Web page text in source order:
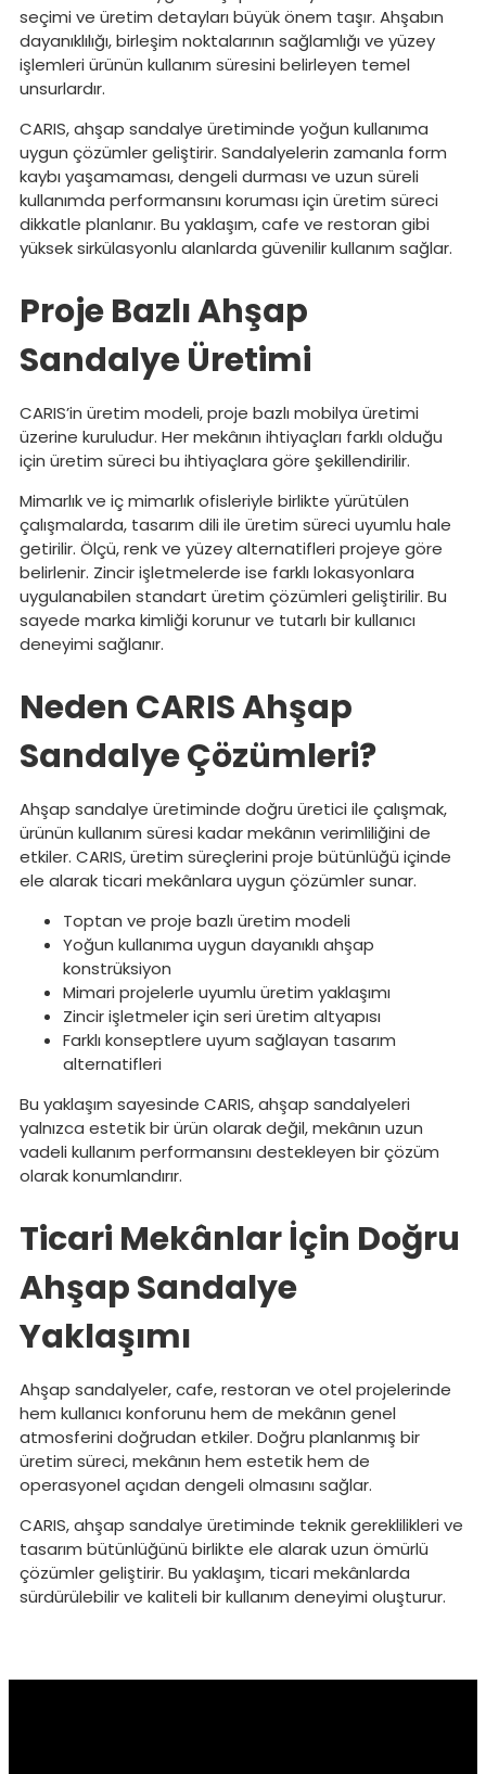
seçimi ve üretim detayları büyük önem taşır. Ahşabın
dayanıklılığı, birleşim noktalarının sağlamlığı ve yüzey
işlemleri ürünün kullanım süresini belirleyen temel
unsurlardır.
CARIS, ahşap sandalye üretiminde yoğun kullanıma
uygun çözümler geliştirir. Sandalyelerin zamanla form
kaybı yaşamaması, dengeli durması ve uzun süreli
kullanımda performansını koruması için üretim süreci
dikkatle planlanır. Bu yaklaşım, cafe ve restoran gibi
yüksek sirkülasyonlu alanlarda güvenilir kullanım sağlar.
Proje Bazlı Ahşap
Sandalye Üretimi
CARIS’in üretim modeli, proje bazlı mobilya üretimi
üzerine kuruludur. Her mekânın ihtiyaçları farklı olduğu
için üretim süreci bu ihtiyaçlara göre şekillendirilir.
Mimarlık ve iç mimarlık ofisleriyle birlikte yürütülen
çalışmalarda, tasarım dili ile üretim süreci uyumlu hale
getirilir. Ölçü, renk ve yüzey alternatifleri projeye göre
belirlenir. Zincir işletmelerde ise farklı lokasyonlara
uygulanabilen standart üretim çözümleri geliştirilir. Bu
sayede marka kimliği korunur ve tutarlı bir kullanıcı
deneyimi sağlanır.
Neden CARIS Ahşap
Sandalye Çözümleri?
Ahşap sandalye üretiminde doğru üretici ile çalışmak,
ürünün kullanım süresi kadar mekânın verimliliğini de
etkiler. CARIS, üretim süreçlerini proje bütünlüğü içinde
ele alarak ticari mekânlara uygun çözümler sunar.
Toptan ve proje bazlı üretim modeli
Yoğun kullanıma uygun dayanıklı ahşap
konstrüksiyon
Mimari projelerle uyumlu üretim yaklaşımı
Zincir işletmeler için seri üretim altyapısı
Farklı konseptlere uyum sağlayan tasarım
alternatifleri
Bu yaklaşım sayesinde CARIS, ahşap sandalyeleri
yalnızca estetik bir ürün olarak değil, mekânın uzun
vadeli kullanım performansını destekleyen bir çözüm
olarak konumlandırır.
Ticari Mekânlar İçin Doğru
Ahşap Sandalye
Yaklaşımı
Ahşap sandalyeler, cafe, restoran ve otel projelerinde
hem kullanıcı konforunu hem de mekânın genel
atmosferini doğrudan etkiler. Doğru planlanmış bir
üretim süreci, mekânın hem estetik hem de
operasyonel açıdan dengeli olmasını sağlar.
CARIS, ahşap sandalye üretiminde teknik gereklilikleri ve
tasarım bütünlüğünü birlikte ele alarak uzun ömürlü
çözümler geliştirir. Bu yaklaşım, ticari mekânlarda
sürdürülebilir ve kaliteli bir kullanım deneyimi oluşturur.